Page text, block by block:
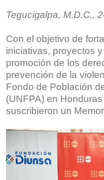
Tegucigalpa, M.D.C.,
Con el objetivo de
iniciativas, proyectos
promoción de los
prevención de la
Fondo de Población
(UNFPA) en
suscribieron un